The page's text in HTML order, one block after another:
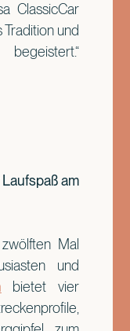
ClassicCar
und
am
Mal
und
bietet vier